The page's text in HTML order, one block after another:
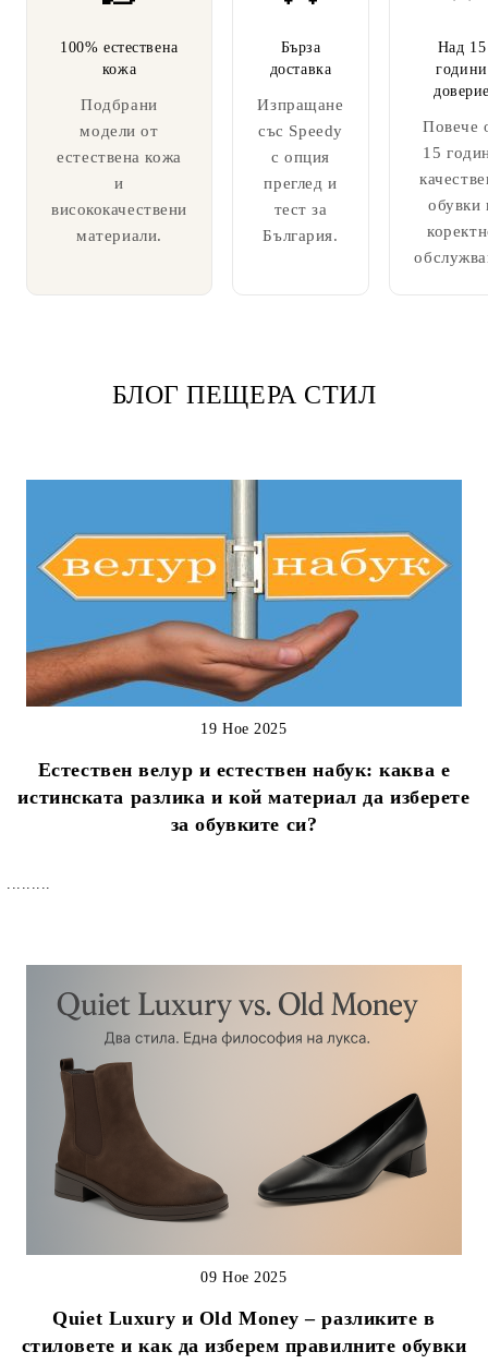
100% естествена
кожа
Подбрани
модели от
естествена кожа
и
висококачествени
материали.
Бърза
доставка
Изпращане
със Speedy
с опция
преглед и
тест за
България.
Над 15
години
Повече
15
обувки
БЛОГ ПЕЩЕРА СТИЛ
Естествен велур и естествен набук: каква е
истинската разлика и кой материал да изберете
за обувките си?
19 Ное 2025
Quiet Luxury и Old Money – разликите в
стиловете и как да изберем правилните обувки
09 Ное 2025